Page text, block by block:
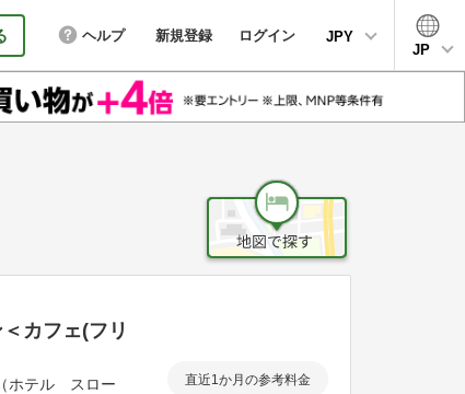
ヘルプ 新規登録 ログイン
JPY
JP
カフェ(フリ
ホテル スロー
直近1か月の参考料金